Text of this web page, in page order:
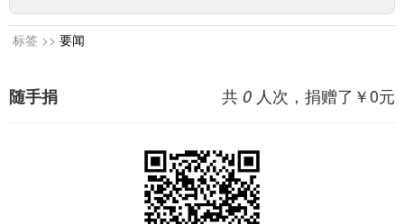
标签 >> 要闻
共 0 人次，捐赠了￥0元
随手捐